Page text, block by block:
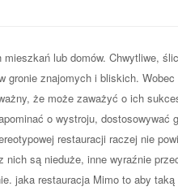
lub domów. Chwytliwe,
gronie znajomych i bliskich.
że może zaważyć o ich
o wystroju, dostosowywać
restauracji raczej nie
są nieduże, inne wyraźnie
jaka restauracja Mimo to aby